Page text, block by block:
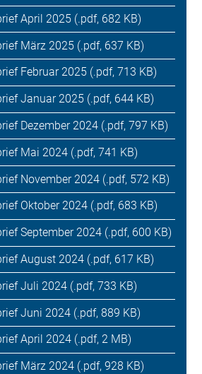
April 2025 (.pdf, 682 KB)
März 2025 (.pdf, 637 KB)
Februar 2025 (.pdf, 713 KB)
Januar 2025 (.pdf, 644 KB)
Dezember 2024 (.pdf, 797 KB)
Mai 2024 (.pdf, 741 KB)
November 2024 (.pdf, 572 KB)
Oktober 2024 (.pdf, 683 KB)
September 2024 (.pdf, 600 KB)
August 2024 (.pdf, 617 KB)
Juli 2024 (.pdf, 733 KB)
Juni 2024 (.pdf, 889 KB)
April 2024 (.pdf, 2 MB)
März 2024 (.pdf, 928 KB)